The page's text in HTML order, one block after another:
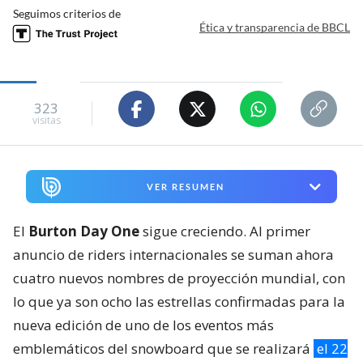
Seguimos criterios de
Ética y transparencia de BBCL
323
visitas
VER RESUMEN
El Burton Day Onesigue creciendo. Al primer
anuncio de riders internacionales se suman ahora
cuatro nuevos nombres de proyección mundial, con
lo que ya son ocho las estrellas confirmadas para la
nueva edición de uno de los eventos más
emblemáticos del snowboard que se realizará el 22